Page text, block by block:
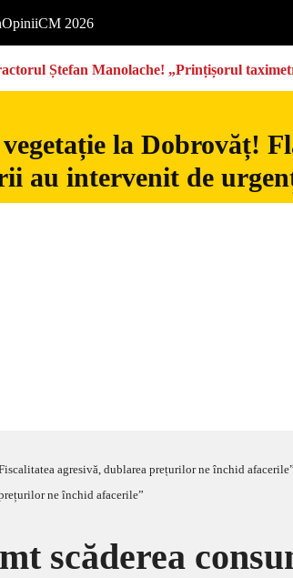
OpiniiCM 2026
Ștefan Manolache! „Prințișorul
la Dobrovăț!
au intervenit de
agresivă, dublarea prețurilor ne închid afacerile”
scăderea